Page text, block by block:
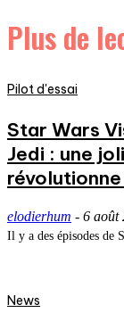
Plus de
Pilot d'essai
Star Wars
Jedi : une
elodierhum - 6 août
Il y a des épisodes de
News